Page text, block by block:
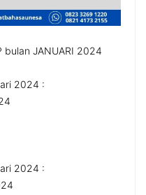
bulan JANUARI 2024
2024 :
2024 :